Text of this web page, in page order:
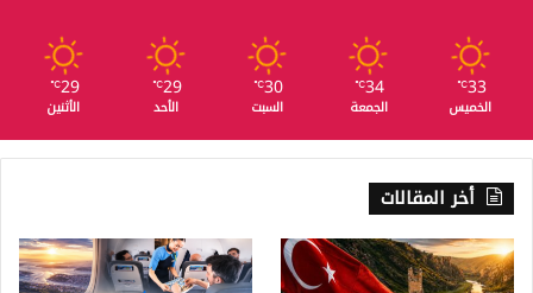
33
℃
الخميس
34
℃
الجمعة
30
℃
السبت
29
℃
الأحد
29
℃
الأثنين
أخر المقالات